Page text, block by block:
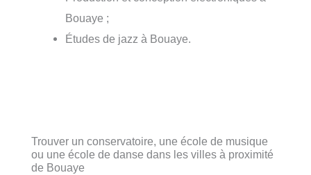
Bouaye ;
Études de jazz à Bouaye.
Trouver un conservatoire, une école de musique
ou une école de danse dans les villes à proximité
de Bouaye